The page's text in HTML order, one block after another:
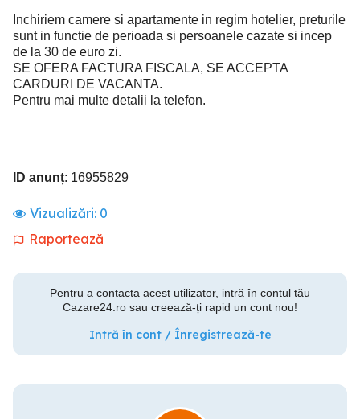
Inchiriem camere si apartamente in regim hotelier, preturile
sunt in functie de perioada si persoanele cazate si incep
de la 30 de euro zi.
SE OFERA FACTURA FISCALA, SE ACCEPTA
CARDURI DE VACANTA.
Pentru mai multe detalii la telefon.
ID anunț: 16955829
Vizualizări: 0
Raportează
Pentru a contacta acest utilizator, intră în contul tău
Cazare24.ro sau creează-ți rapid un cont nou!
Intră în cont / Înregistrează-te